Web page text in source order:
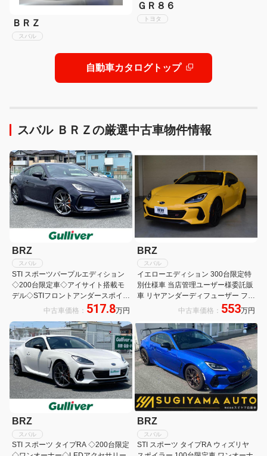
ＢＲＺ
スバル
ＧＲ８６
トヨタ
自動車カタログトップ
スバル ＢＲＺの厳選中古車物件情報
BRZ
スバル
STI スポーツパープルエディション
◇200台限定車◇アイサイト搭載モ
デル◇STIフロントアンダースポイラ
ー◇リアアンダーディフューザー◇
◇LEDヘッドライト◇保証書◇取扱
説明書◇スペアキー
中古車価格： 517.8万円
BRZ
スバル
イエローエディション 300台限定特
別仕様車 当店管理ユーザー様委託販
車 リヤアンダーディフューザー フロ
アカーペットSTI リヤフォグランプ
ロッツェリアサイバーナビパック バ
ックカメラ
中古車価格： 553万円
BRZ
スバル
STI スポーツ タイプRA ◇200台限定
BRZ
スバル
STI スポーツ タイプRA ウィズリヤ